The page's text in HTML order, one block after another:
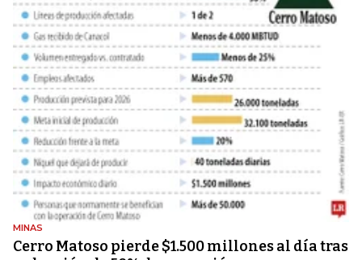
MINAS
Cerro Matoso pierde $1.500 millones al día tras